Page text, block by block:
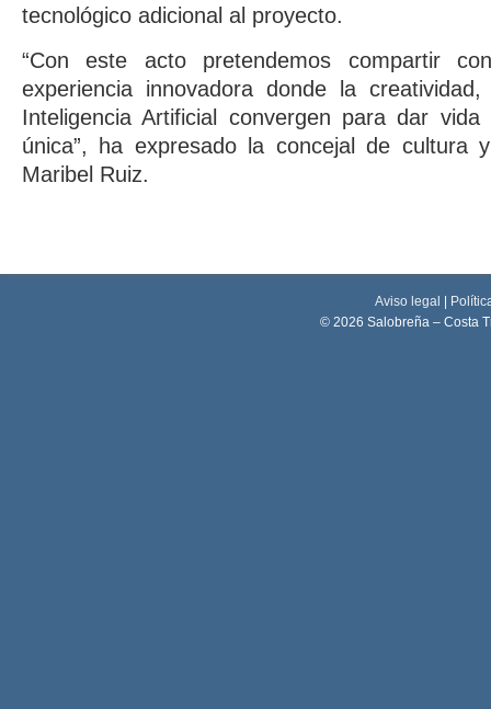
tecnológico adicional al proyecto.
“Con este acto pretendemos compartir
experiencia innovadora donde la
Inteligencia Artificial convergen para dar
única”, ha expresado la concejal de cultura
Maribel Ruiz.
Aviso legal |
© 2026 Salobreña – Costa